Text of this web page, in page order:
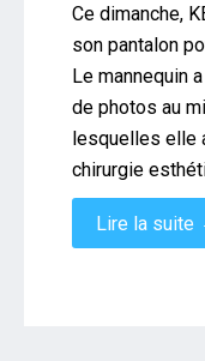
Ce dimanche,
son pantalon
Le mannequin
de photos au
lesquelles elle
chirurgie
Lire la suite